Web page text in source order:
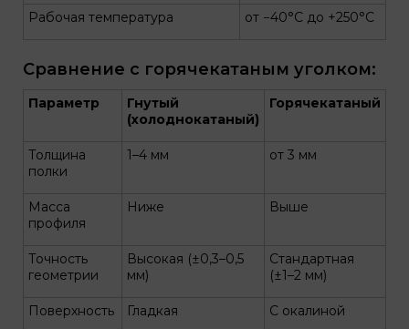
Рабочая температура от −40°C до +250°C
Сравнение с горячекатаным уголком:
Параметр
Гнутый
(холоднокатаный)
Горячекатаный
Толщина
полки
1–4 мм от 3 мм
Масса
профиля
Ниже Выше
Точность
геометрии
Высокая (±0,3–0,5
мм)
Стандартная
(±1–2 мм)
Поверхность Гладкая С окалиной